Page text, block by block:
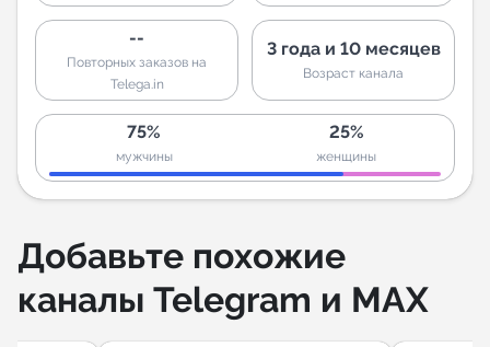
--
Повторных заказов на
Telega.in
3 года и 10 месяцев
Возраст канала
75%
мужчины
25%
женщины
Добавьте похожие
каналы Telegram и MAX